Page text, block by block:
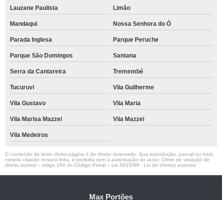
Lauzane Paulista Limão
Mandaqui Nossa Senhora do Ó
Parada Inglesa Parque Peruche
Parque São Domingos Santana
Serra da Cantareira Tremembé
Tucuruvi Vila Guilherme
Vila Gustavo Vila Maria
Vila Marisa Mazzei Vila Mazzei
Vila Medeiros
O conteúdo do texto desta página é de direito reservado. Sua reprodução, parcial ou total,
mesmo citando nossos links, é proibida sem a autorização do autor. Crime de violação de
direito autoral – artigo 184 do Código Penal – Lei 9610/98 - Lei de direitos autorais
Max Portões